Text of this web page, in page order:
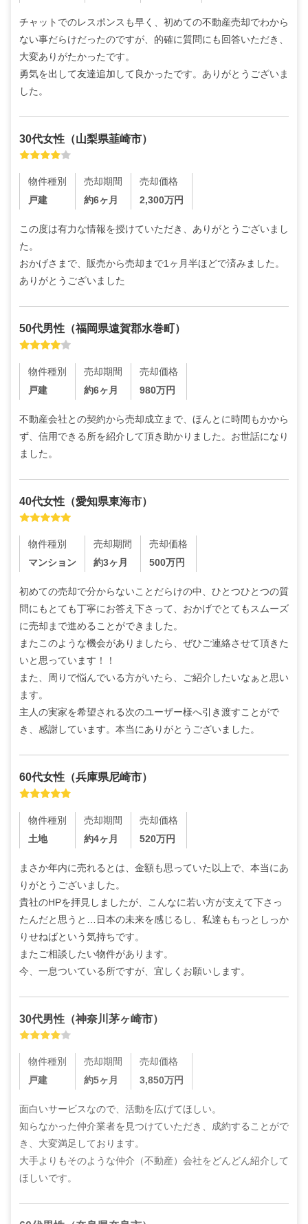
チャットでのレスポンスも早く、初めての不動産売却でわから
ない事だらけだったのですが、的確に質問にも回答いただき、
大変ありがたかったです。
勇気を出して友達追加して良かったです。ありがとうございま
した。
30代女性 （山梨県韮崎市）
物件種別
戸建
売却期間
約6ヶ月
売却価格
2,300万円
この度は有力な情報を授けていただき、ありがとうございまし
た。
おかげさまで、販売から売却まで1ヶ月半ほどで済みました。
ありがとうございました
50代男性 （福岡県遠賀郡水巻町）
物件種別
戸建
売却期間
約6ヶ月
売却価格
980万円
不動産会社との契約から売却成立まで、ほんとに時間もかから
ず、信用できる所を紹介して頂き助かりました。お世話になり
ました。
40代女性 （愛知県東海市）
物件種別
マンション
売却期間
約3ヶ月
売却価格
500万円
初めての売却で分からないことだらけの中、ひとつひとつの質
問にもとても丁寧にお答え下さって、おかげでとてもスムーズ
に売却まで進めることができました。
またこのような機会がありましたら、ぜひご連絡させて頂きた
いと思っています！！
また、周りで悩んでいる方がいたら、ご紹介したいなぁと思い
ます。
主人の実家を希望される次のユーザー様へ引き渡すことがで
き、感謝しています。本当にありがとうございました。
60代女性 （兵庫県尼崎市）
物件種別
土地
売却期間
約4ヶ月
売却価格
520万円
まさか年内に売れるとは、金額も思っていた以上で、本当にあ
りがとうございました。
貴社のHPを拝見しましたが、こんなに若い方が支えて下さっ
たんだと思うと…日本の未来を感じるし、私達ももっとしっか
りせねばという気持ちです。
またご相談したい物件があります。
今、一息ついている所ですが、宜しくお願いします。
30代男性 （神奈川茅ヶ崎市）
物件種別
戸建
売却期間
約5ヶ月
売却価格
3,850万円
面白いサービスなので、活動を広げてほしい。
知らなかった仲介業者を見つけていただき、成約することがで
き、大変満足しております。
大手よりもそのような仲介（不動産）会社をどんどん紹介して
ほしいです。